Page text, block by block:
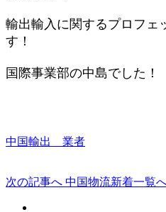
輸出輸入に関するプロフェ
す！
国際事業部の中島でした！
中国輸出 業者
次の記事へ 中国物流新着一覧